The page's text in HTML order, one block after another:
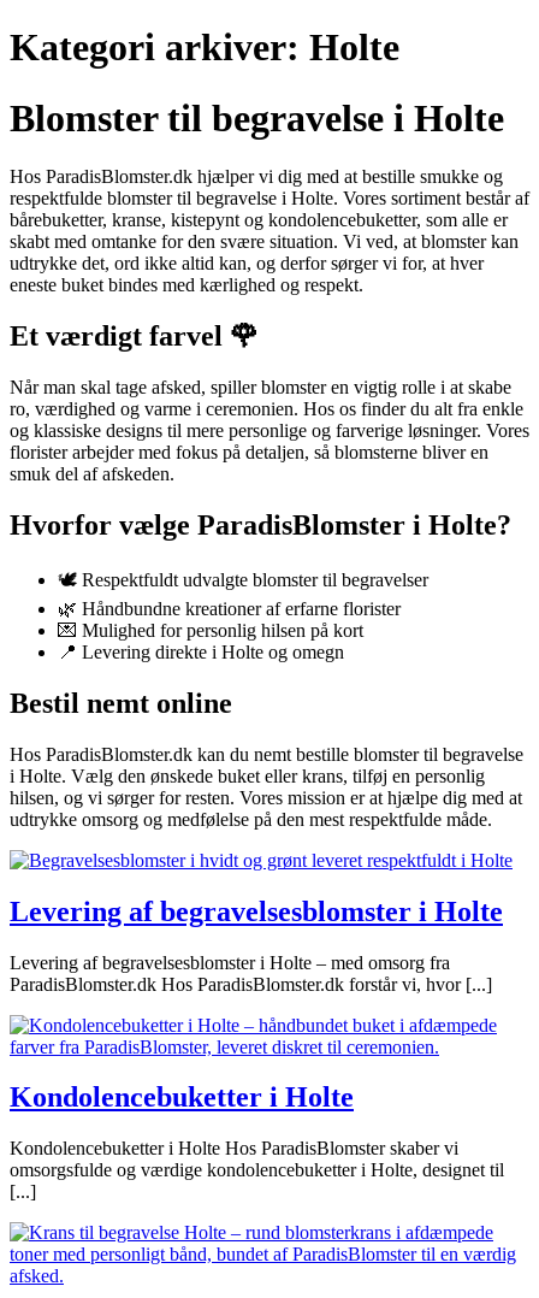
Kategori arkiver: Holte
Blomster til begravelse i Holte
Hos ParadisBlomster.dk hjælper vi dig med at bestille smukke og
respektfulde blomster til begravelse i Holte. Vores sortiment består af
bårebuketter, kranse, kistepynt og kondolencebuketter, som alle er
skabt med omtanke for den svære situation. Vi ved, at blomster kan
udtrykke det, ord ikke altid kan, og derfor sørger vi for, at hver
eneste buket bindes med kærlighed og respekt.
Et værdigt farvel 🌹
Når man skal tage afsked, spiller blomster en vigtig rolle i at skabe
ro, værdighed og varme i ceremonien. Hos os finder du alt fra enkle
og klassiske designs til mere personlige og farverige løsninger. Vores
florister arbejder med fokus på detaljen, så blomsterne bliver en
smuk del af afskeden.
Hvorfor vælge ParadisBlomster i Holte?
🕊️ Respektfuldt udvalgte blomster til begravelser
🌿 Håndbundne kreationer af erfarne florister
💌 Mulighed for personlig hilsen på kort
📍 Levering direkte i Holte og omegn
Bestil nemt online
Hos ParadisBlomster.dk kan du nemt bestille blomster til begravelse
i Holte. Vælg den ønskede buket eller krans, tilføj en personlig
hilsen, og vi sørger for resten. Vores mission er at hjælpe dig med at
udtrykke omsorg og medfølelse på den mest respektfulde måde.
Levering af begravelsesblomster i Holte
Levering af begravelsesblomster i Holte – med omsorg fra
ParadisBlomster.dk Hos ParadisBlomster.dk forstår vi, hvor [...]
Kondolencebuketter i Holte
Kondolencebuketter i Holte Hos ParadisBlomster skaber vi
omsorgsfulde og værdige kondolencebuketter i Holte, designet til
[...]